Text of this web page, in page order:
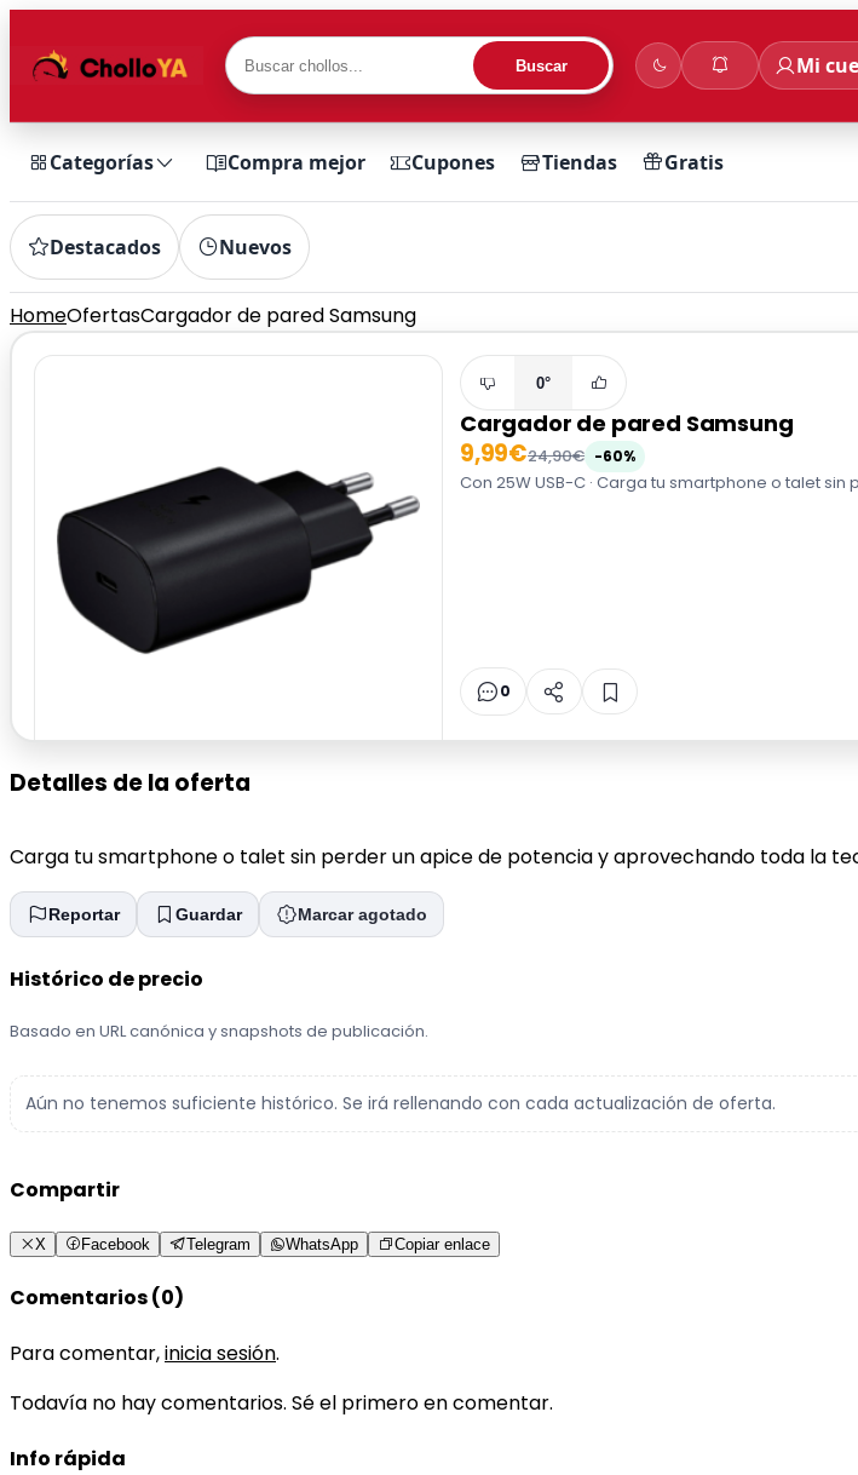
Buscar Mi
Categorías Compra mejor Cupones Tiendas Gratis
Destacados Nuevos
HomeOfertasCargador de pared Samsung
0°
Cargador de pared Samsung
9,99€24,90€ -60%
Con 25W USB-C · Carga tu smartphone o talet
0
Detalles de la oferta
Carga tu smartphone o talet sin perder un apice de potencia y aprovechando toda la
Reportar Guardar Marcar agotado
Histórico de precio
Basado en URL canónica y snapshots de publicación.
Aún no tenemos suficiente histórico. Se irá rellenando con cada actualización de oferta.
Compartir
X Facebook Telegram WhatsApp Copiar enlace
Comentarios (0)
Para comentar,inicia sesión.
Todavía no hay comentarios. Sé el primero en comentar.
Info rápida